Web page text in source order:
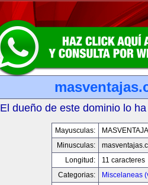
El dueño de este dominio lo
Mayusculas:
Minusculas:
Longitud:
11 caracteres
Categorias:
Miscelaneas